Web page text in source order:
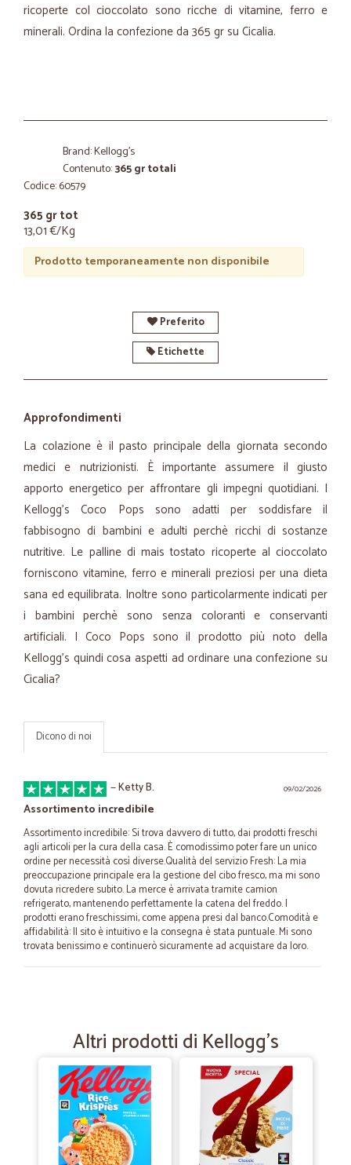
ricoperte col cioccolato sono ricche di vitamine, ferro e
minerali. Ordina la confezione da 365 gr su Cicalia.
Brand: Kellogg's
Contenuto:365 gr totali
Codice: 60579
365 gr tot
13,01 €/Kg
Prodotto temporaneamente non disponibile
Preferito
Etichette
Approfondimenti
La colazione è il pasto principale della giornata secondo
medici e nutrizionisti. È importante assumere il giusto
apporto energetico per affrontare gli impegni quotidiani. I
Kellogg's Coco Pops sono adatti per soddisfare il
fabbisogno di bambini e adulti perchè ricchi di sostanze
nutritive. Le palline di mais tostato ricoperte al cioccolato
forniscono vitamine, ferro e minerali preziosi per una dieta
sana ed equilibrata. Inoltre sono particolarmente indicati per
i bambini perchè sono senza coloranti e conservanti
artificiali. I Coco Pops sono il prodotto più noto della
Kellogg's quindi cosa aspetti ad ordinare una confezione su
Cicalia?
Dicono di noi
09/02/2026
—Ketty B.
Assortimento incredibile
Assortimento incredibile: Si trova davvero di tutto, dai prodotti freschi
agli articoli per la cura della casa. È comodissimo poter fare un unico
ordine per necessità così diverse.Qualità del servizio Fresh: La mia
preoccupazione principale era la gestione del cibo fresco, ma mi sono
dovuta ricredere subito. La merce è arrivata tramite camion
refrigerato, mantenendo perfettamente la catena del freddo. I
prodotti erano freschissimi, come appena presi dal banco.Comodità e
affidabilità: Il sito è intuitivo e la consegna è stata puntuale. Mi sono
trovata benissimo e continuerò sicuramente ad acquistare da loro.
Nulla da eccepire, transazione perfetta
—Paola D.
Prodotti ottimi, spedizione veloce
Altri prodotti di Kellogg's